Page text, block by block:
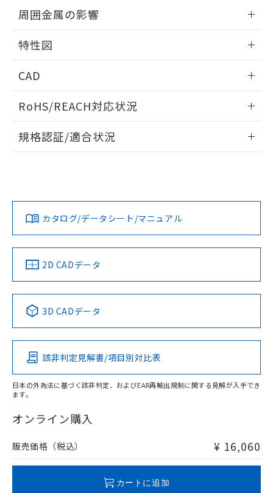
出力段回路図
タイムチャート
相互干渉
A: 40mm以上、B: 20mm以上
周囲金属の影響
周囲金属の影響
上、n: 20mm以上
特性図
検出物体の大きさと材質による影響
検出領域
CAD
ドすることができます。
ログイン/会員登録
ダウンロードデータをご利用いただく前に、以下を必ずお読
みください。
ソフトウェアの使用条件
RoHS/REACH対応状況
EU RoHS 注意事項・凡例
対応済み
中国 RoHS 注意事項・凡例
Pb Hg Cd Cr(VI)
O
在庫等で未対応品が混在する可能性があります。
問い合わせください。
規格認証/適合状況
LR型式承認
（イギリス
船舶規格）
DNV型式承認
（ノルウェー
BV型式承認
（フランス
KR型式
（韓国
No No No No
この製品の規格認証/適合状況ページへ
その他の認証はこちらのページからご検索ください
カタログ/データシート/マニュアル
2D CADデータ
3D CADデータ
該非判定見解書/項目別対比表
日本の外為法に基づく該非判定、およびEAR再輸出規制に関する見解が入手でき
ます。
オンライン購入
販売価格（税込） ¥ 16,060
カートに追加
欄に対応日を記載しておりました。
既に当社にて対応品への在庫切替を完了
り、2022年1月12日より割愛しておりま
す。